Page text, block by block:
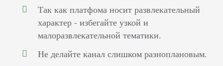
Так как платфома носит развлекательный
характер - избегайте узкой и
малоразвлекательной тематики.
Не делайте канал слишком разноплановым.